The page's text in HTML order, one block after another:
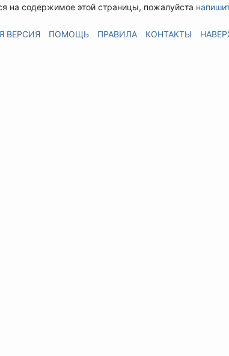
на содержимое этой страницы, пожалуйста
ВЕРСИЯ ПОМОЩЬ ПРАВИЛА КОНТАКТЫ